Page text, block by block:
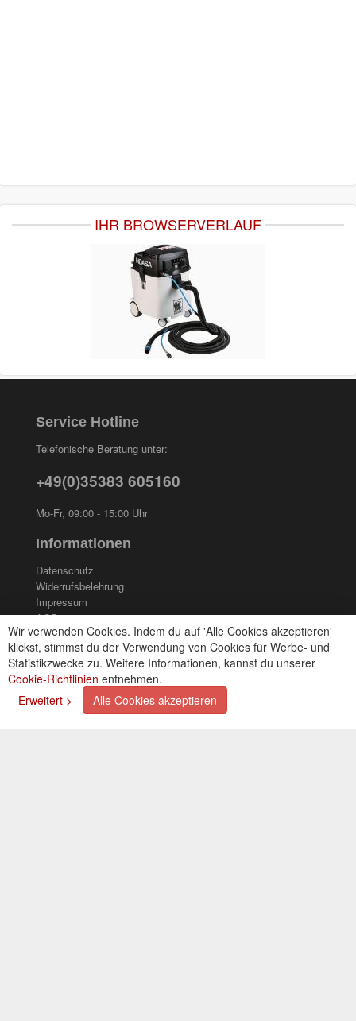
IHR BROWSERVERLAUF
Wir verwenden Cookies. Indem du auf 'Alle Cookies akzeptieren'
klickst, stimmst du der Verwendung von Cookies für Werbe- und
Statistikzwecke zu. Weitere Informationen, kannst du unserer
Cookie-Richtlinien entnehmen.
Erweitert >
Alle Cookies akzeptieren
Service Hotline
Telefonische Beratung unter:
+49(0)35383 605160
Mo-Fr, 09:00 - 15:00 Uhr
Informationen
Datenschutz
Widerrufsbelehrung
Impressum
AGB
Kontakt
Cookies einstellungen
Zahlungsarten